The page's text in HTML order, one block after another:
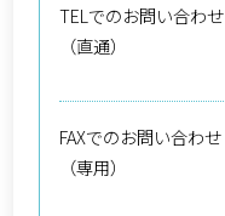
TELでのお問い合わせ
（直通）
FAXでのお問い合わせ
（専用）